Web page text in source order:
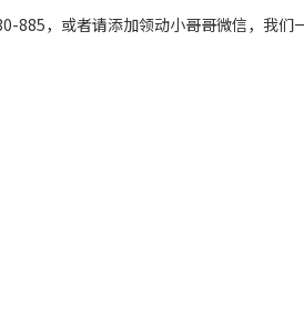
885，或者请添加领动小哥哥微信，我们